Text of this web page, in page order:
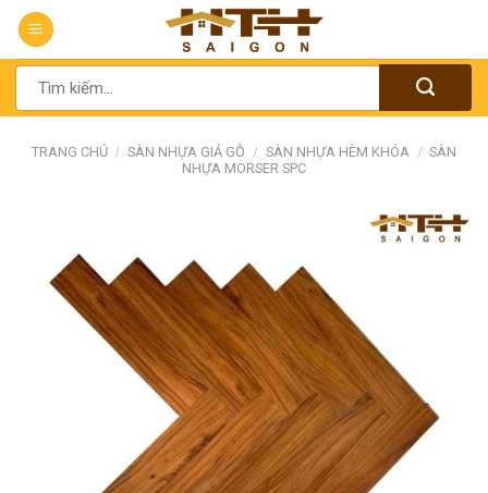
Chuyển
đến
nộiTìm
kiếm:
TRANG CHỦ / SÀN NHỰA GIẢ GỖ / SÀN NHỰA HÈM KHÓA / SÀN
NHỰA MORSER SPC